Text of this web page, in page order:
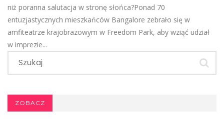
niż poranna salutacja w stronę słońca?Ponad 70
entuzjastycznych mieszkańców Bangalore zebrało się w
amfiteatrze krajobrazowym w Freedom Park, aby wziąć udział
w imprezie...
ZOBACZ